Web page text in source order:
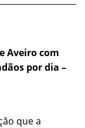
Aveiro com
por dia –
que a